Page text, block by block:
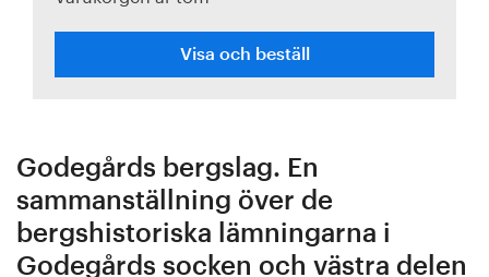
Energi/miljö
Vi tycker
Bildbank
Om oss
Visa och beställ
Godegårds bergslag. En
sammanställning över de
bergshistoriska lämningarna i
Godegårds socken och västra delen